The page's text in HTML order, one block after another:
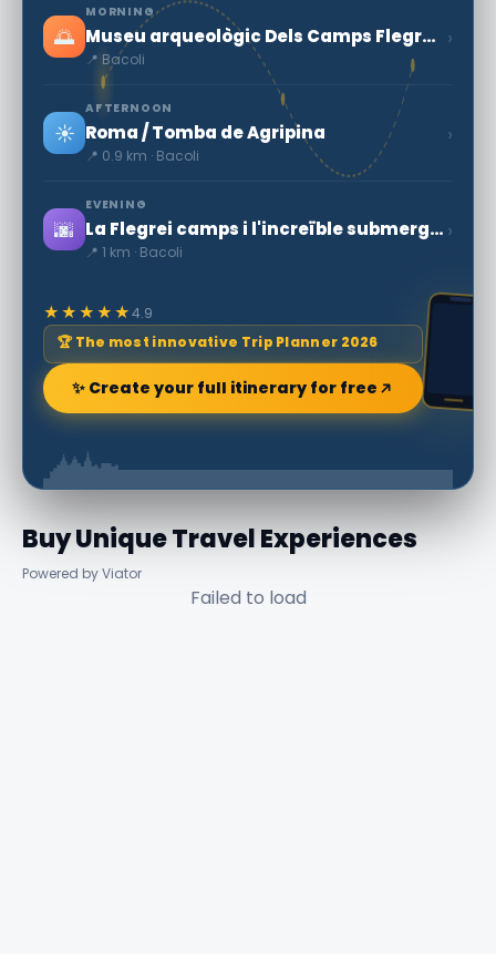
🌅
MORNING
Museu arqueològic Dels Camps Flegraians
📍 Bacoli
›
☀️
AFTERNOON
Roma / Tomba de Agripina
📍 0.9 km · Bacoli
›
🌆
EVENING
La Flegrei camps i l'increïble submergida parc
📍 1 km · Bacoli
›
★★★★★4.9
🏆 The most innovative Trip Planner 2026
✨ Create your full itinerary for free
Buy Unique Travel Experiences
Powered by Viator
Failed to load